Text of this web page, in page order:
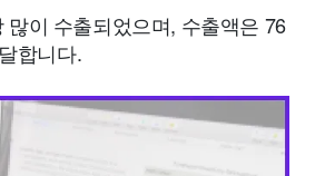
많이 수출되었으며, 수출액은 76
합니다.